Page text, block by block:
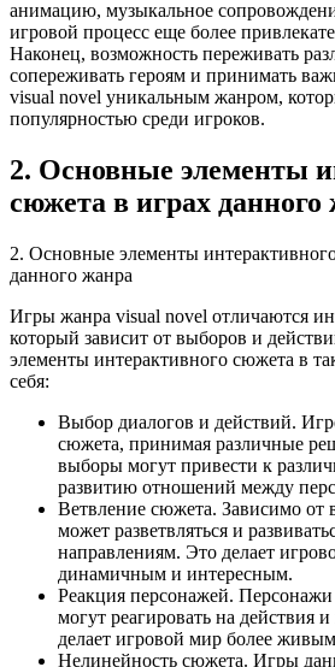
анимацию, музыкальное
игровой процесс еще более
Наконец, возможность переживать
сопереживать героям и принимать
visual novel уникальным жанром,
популярностью среди игроков.
2. Основные элементы
сюжета в играх данного
2. Основные элементы
данного жанра
Игры жанра visual novel отличаются
который зависит от выборов и
элементы интерактивного сюжета в
себя:
Выбор диалогов и действий.
сюжета, принимая различные
выборы могут привести к
развитию отношений между
Ветвление сюжета. Зависимо от
может разветвляться и
направлениям. Это делает
динамичным и интересным.
Реакция персонажей.
могут реагировать на действия
делает игровой мир более
Нелинейность сюжета. Игры